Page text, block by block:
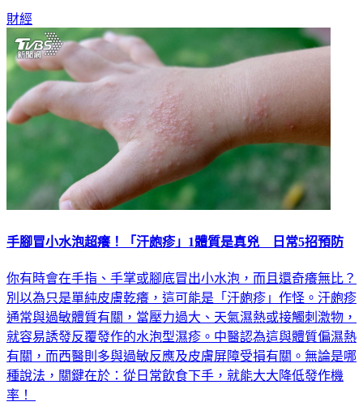
財經
手腳冒小水泡超癢！「汗皰疹」1體質是真兇 日常5招預防
你有時會在手指、手掌或腳底冒出小水泡，而且還奇癢無比？
別以為只是單純皮膚乾癢，這可能是「汗皰疹」作怪。汗皰疹
通常與過敏體質有關，當壓力過大、天氣濕熱或接觸刺激物，
就容易誘發反覆發作的水泡型濕疹。中醫認為這與體質偏濕熱
有關，而西醫則多與過敏反應及皮膚屏障受損有關。無論是哪
種說法，關鍵在於：從日常飲食下手，就能大大降低發作機
率！